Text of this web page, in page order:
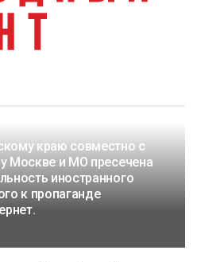
краю совместно с
Москве и МО пресечена
иностранного
к пропаганде